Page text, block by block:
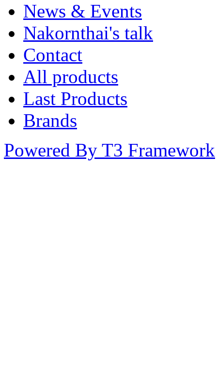
News & Events
Nakornthai's talk
Contact
All products
Last Products
Brands
Powered By T3 Framework